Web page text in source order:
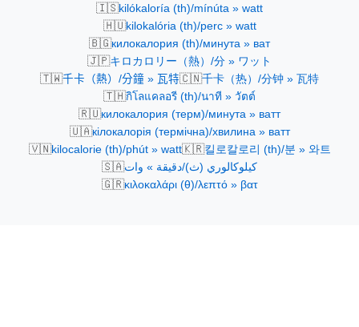
🇮🇸kilókaloría (th)/mínúta » watt
🇭🇺kilokalória (th)/perc » watt
🇧🇬килокалория (th)/минута » ват
🇯🇵キロカロリー（熱）/分 » ワット
🇹🇼千卡（熱）/分鐘 » 瓦特🇨🇳千卡（热）/分钟 » 瓦特
🇹🇭กิโลแคลอรี (th)/นาที » วัตต์
🇷🇺килокалория (терм)/минута » ватт
🇺🇦кілокалорія (термічна)/хвилина » ватт
🇻🇳kilocalorie (th)/phút » watt🇰🇷킬로칼로리 (th)/분 » 와트
🇸🇦كيلوكالوري (ث)/دقيقة » وات
🇬🇷κιλοκαλάρι (θ)/λεπτό » βατ